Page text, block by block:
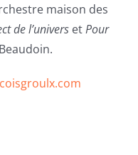
maison des
de l’universetPour